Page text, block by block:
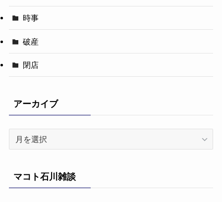
時事
破産
閉店
アーカイブ
マコト石川雑談